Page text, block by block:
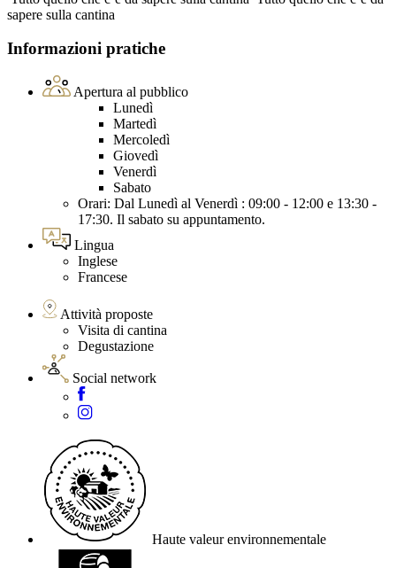
sapere sulla cantina
Informazioni pratiche
Apertura al pubblico
Lunedì
Martedì
Mercoledì
Giovedì
Venerdì
Sabato
Orari: Dal Lunedì al Venerdì : 09:00 - 12:00 e 13:30 -
17:30. Il sabato su appuntamento.
Lingua
Inglese
Francese
Attività proposte
Visita di cantina
Degustazione
Social network
Haute valeur environnementale